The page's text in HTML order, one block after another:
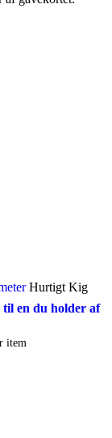
Hurtigt Kig
en du holder af
item